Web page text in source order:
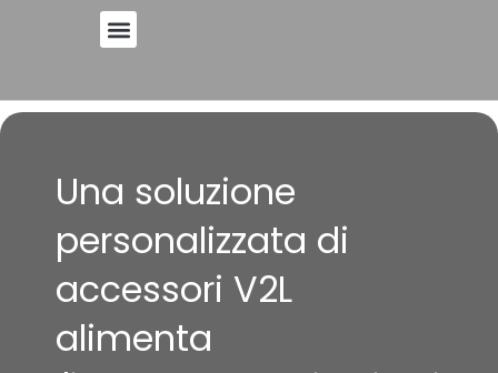
Una soluzione
personalizzata di
accessori V2L
alimenta